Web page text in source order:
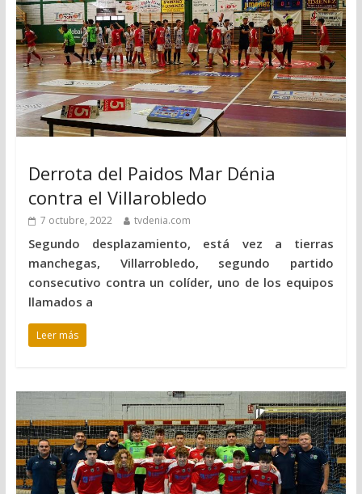
Derrota del Paidos Mar Dénia
contra el Villarobledo
7 octubre, 2022 tvdenia.com
Segundo desplazamiento, está vez a tierras
manchegas, Villarrobledo, segundo partido
consecutivo contra un colíder, uno de los equipos
llamados a
Leer más